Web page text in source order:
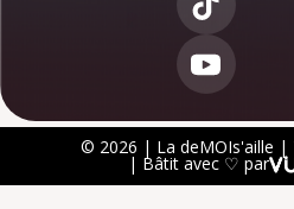
© 2026 | La deMOIs'aille |
| Bâtit avec ♡ par